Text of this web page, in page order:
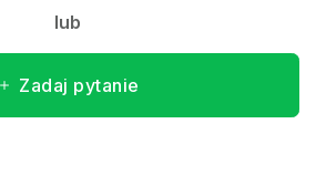
lub
Zadaj pytanie